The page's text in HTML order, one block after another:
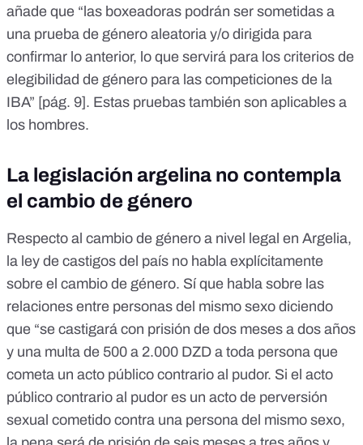
añade que “las boxeadoras podrán ser sometidas a
una prueba de género aleatoria y/o dirigida para
confirmar lo anterior, lo que servirá para los criterios de
elegibilidad de género para las competiciones de la
IBA” [pág. 9]. Estas pruebas también son aplicables a
los hombres.
La legislación argelina no contempla
el cambio de género
Respecto al cambio de género a nivel legal en Argelia,
la ley de castigos del país no habla explícitamente
sobre el cambio de género. Sí que habla sobre las
relaciones entre personas del mismo sexo diciendo
que “se castigará con prisión de dos meses a dos años
y una multa de 500 a 2.000 DZD a toda persona que
cometa un acto público contrario al pudor. Si el acto
público contrario al pudor es un acto de perversión
sexual cometido contra una persona del mismo sexo,